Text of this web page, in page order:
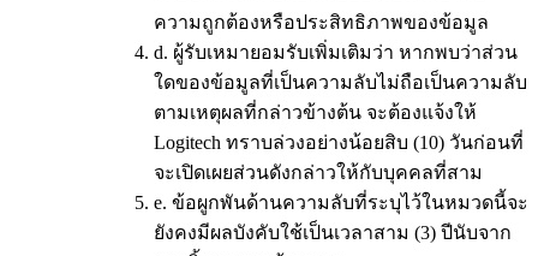
ความถูกต้องหรือประสิทธิภาพของข้อมูล
d. ผู้รับเหมายอมรับเพิ่มเติมว่า หากพบว่าส่วน
ใดของข้อมูลที่เป็นความลับไม่ถือเป็นความลับ
ตามเหตุผลที่กล่าวข้างต้น จะต้องแจ้งให้
Logitech ทราบล่วงอย่างน้อยสิบ (10) วันก่อนที่
จะเปิดเผยส่วนดังกล่าวให้กับบุคคลที่สาม
e. ข้อผูกพันด้านความลับที่ระบุไว้ในหมวดนี้จะ
ยังคงมีผลบังคับใช้เป็นเวลาสาม (3) ปีนับจาก